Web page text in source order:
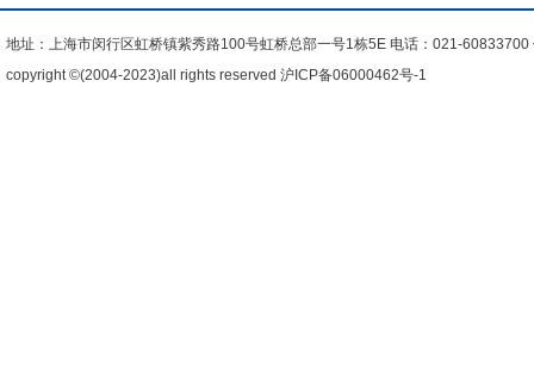
地址：上海市闵行区虹桥镇紫秀路100号虹桥总部一号1栋5E 电话：021-
copyright ©(2004-2023)all rights reserved 沪ICP备06000462号-1